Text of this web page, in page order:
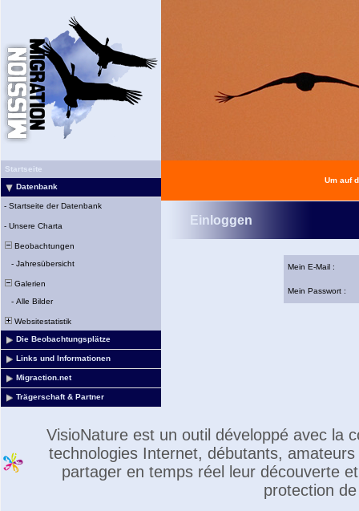
Startseite
Datenbank
- Startseite der Datenbank
- Unsere Charta
Beobachtungen
- Jahresübersicht
Galerien
- Alle Bilder
Websitestatistik
Die Beobachtungsplätze
Links und Informationen
Migraction.net
Trägerschaft & Partner
Um auf
Einloggen
Mein E-Mail :
Mein Passwort :
VisioNature est un outil développé avec la
technologies Internet, débutants,
partager en temps réel leur découverte
protection